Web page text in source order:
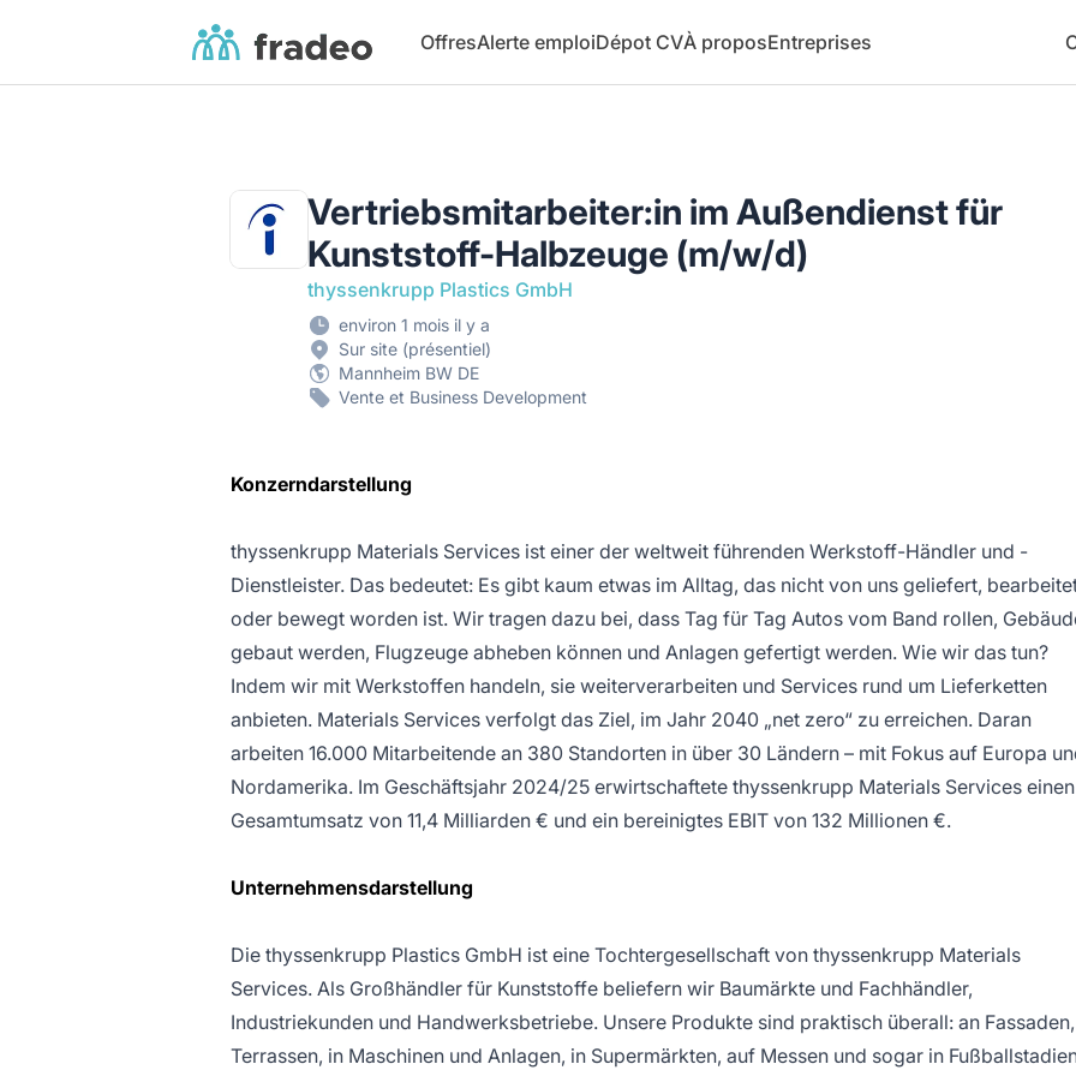
Fradeo OffresAlerte emploiDépot CVÀ proposEntreprises
Vertriebsmitarbeiter:in im Außendienst für
Kunststoff-Halbzeuge (m/w/d)
thyssenkrupp Plastics GmbH
environ 1 mois il y a
Sur site (présentiel)
Mannheim BW DE
Vente et Business Development
Konzerndarstellung
thyssenkrupp Materials Services ist einer der weltweit führenden Werkstoff-Händler und -
Dienstleister. Das bedeutet: Es gibt kaum etwas im Alltag, das nicht von uns geliefert,
oder bewegt worden ist. Wir tragen dazu bei, dass Tag für Tag Autos vom Band rollen,
gebaut werden, Flugzeuge abheben können und Anlagen gefertigt werden. Wie wir das tun?
Indem wir mit Werkstoffen handeln, sie weiterverarbeiten und Services rund um Lieferketten
anbieten. Materials Services verfolgt das Ziel, im Jahr 2040 „net zero“ zu erreichen. Daran
arbeiten 16.000 Mitarbeitende an 380 Standorten in über 30 Ländern – mit Fokus auf Europa
Nordamerika. Im Geschäftsjahr 2024/25 erwirtschaftete thyssenkrupp Materials Services einen
Gesamtumsatz von 11,4 Milliarden € und ein bereinigtes EBIT von 132 Millionen €.
Unternehmensdarstellung
Die thyssenkrupp Plastics GmbH ist eine Tochtergesellschaft von thyssenkrupp Materials
Services. Als Großhändler für Kunststoffe beliefern wir Baumärkte und Fachhändler,
Industriekunden und Handwerksbetriebe. Unsere Produkte sind praktisch überall: an Fassaden,
Terrassen, in Maschinen und Anlagen, in Supermärkten, auf Messen und sogar in